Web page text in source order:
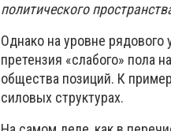
политического
Однако на уровне рядового
претензия «слабого» пола
общества позиций. К
силовых структурах.